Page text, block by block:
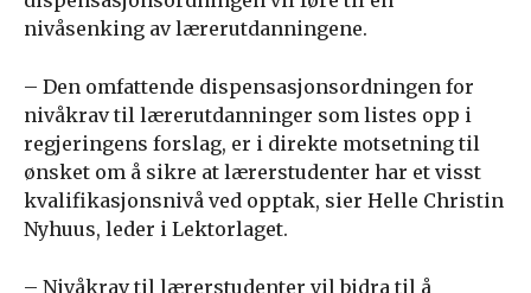
nivåsenking av lærerutdanningene.
– Den omfattende dispensasjonsordningen for
nivåkrav til lærerutdanninger som listes opp i
regjeringens forslag, er i direkte motsetning til
ønsket om å sikre at lærerstudenter har et visst
kvalifikasjonsnivå ved opptak, sier Helle Christin
Nyhuus, leder i Lektorlaget.
– Nivåkrav til lærerstudenter vil bidra til å